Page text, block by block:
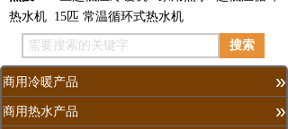
热水机 15匹 常温循环式热水机
搜索
商用冷暖产品 »
商用热水产品 »